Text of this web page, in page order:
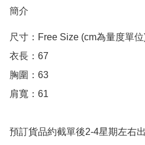
簡介
尺寸：Free Size (cm為量度單
衣長：67
胸圍：63
肩寬：61
預訂貨品約截單後2-4星期左右